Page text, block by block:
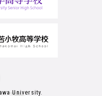
University.